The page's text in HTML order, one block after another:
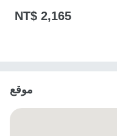
NT$ 2,165
موقع